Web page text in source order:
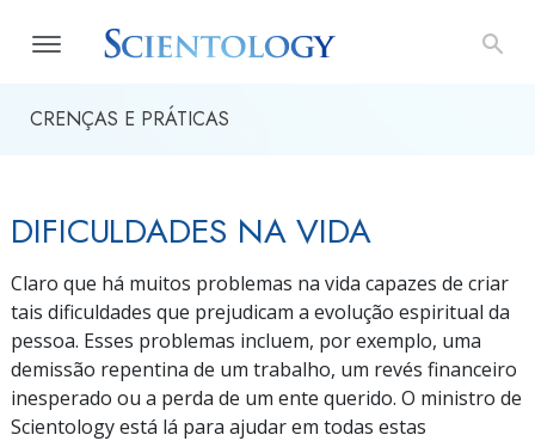
CRENÇAS E PRÁTICAS
DIFICULDADES NA VIDA
Claro que há muitos problemas na vida capazes de criar
tais dificuldades que prejudicam a evolução espiritual da
pessoa. Esses problemas incluem, por exemplo, uma
demissão repentina de um trabalho, um revés financeiro
inesperado ou a perda de um ente querido. O ministro de
Scientology está lá para ajudar em todas estas